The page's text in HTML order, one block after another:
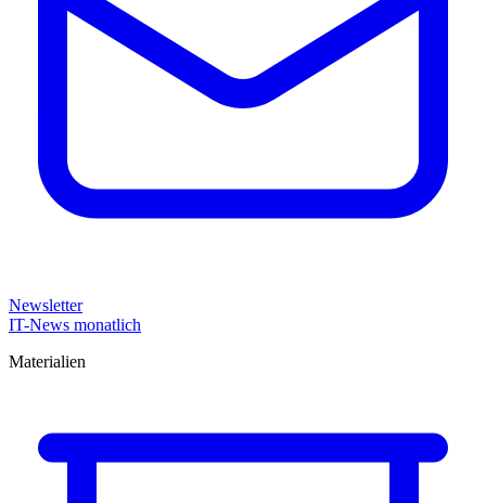
Newsletter
IT-News monatlich
Materialien